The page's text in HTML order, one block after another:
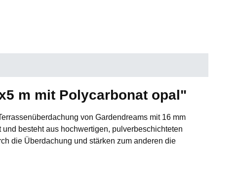
m mit Polycarbonat opal"
von Gardendreams mit 16 mm
besteht aus hochwertigen, pulverbeschichteten
die Überdachung und stärken zum anderen die